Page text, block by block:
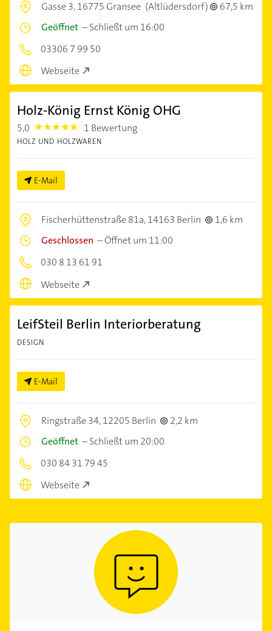
Gasse 3,16775 Gransee (Altlüdersdorf)
67,5 km
Geöffnet –Schließt um 16:00
03306 7 99 50
Webseite
Holz-König Ernst König OHG
5,0 5.0 1 Bewertung
HOLZ UND HOLZWAREN
E-Mail
Fischerhüttenstraße 81a,14163 Berlin
1,6 km
Geschlossen –Öffnet um 11:00
030 8 13 61 91
Webseite
LeifSteil Berlin Interiorberatung
DESIGN
E-Mail
Ringstraße 34,12205 Berlin
2,2 km
Geöffnet –Schließt um 20:00
030 84 31 79 45
Webseite